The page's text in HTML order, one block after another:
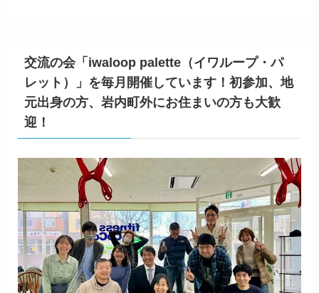
交流の会「iwaloop palette（イワループ・パ
レット）」を毎月開催しています！初参加、地
元出身の方、岩内町外にお住まいの方も大歓
迎！